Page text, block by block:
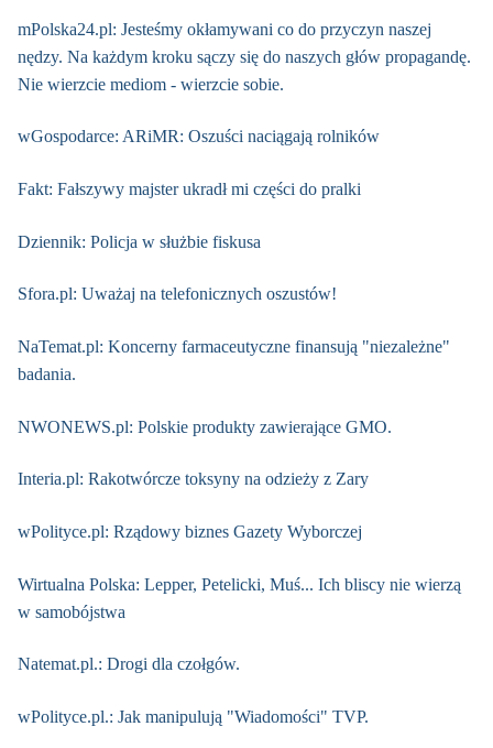
mPolska24.pl: Jesteśmy okłamywani co do przyczyn naszej
nędzy. Na każdym kroku sączy się do naszych głów propagandę.
Nie wierzcie mediom - wierzcie sobie.
wGospodarce: ARiMR: Oszuści naciągają rolników
Fakt: Fałszywy majster ukradł mi części do pralki
Dziennik: Policja w służbie fiskusa
Sfora.pl: Uważaj na telefonicznych oszustów!
NaTemat.pl: Koncerny farmaceutyczne finansują "niezależne"
badania.
NWONEWS.pl: Polskie produkty zawierające GMO.
Interia.pl: Rakotwórcze toksyny na odzieży z Zary
wPolityce.pl: Rządowy biznes Gazety Wyborczej
Wirtualna Polska: Lepper, Petelicki, Muś... Ich bliscy nie wierzą
w samobójstwa
Natemat.pl.: Drogi dla czołgów.
wPolityce.pl.: Jak manipulują "Wiadomości" TVP.